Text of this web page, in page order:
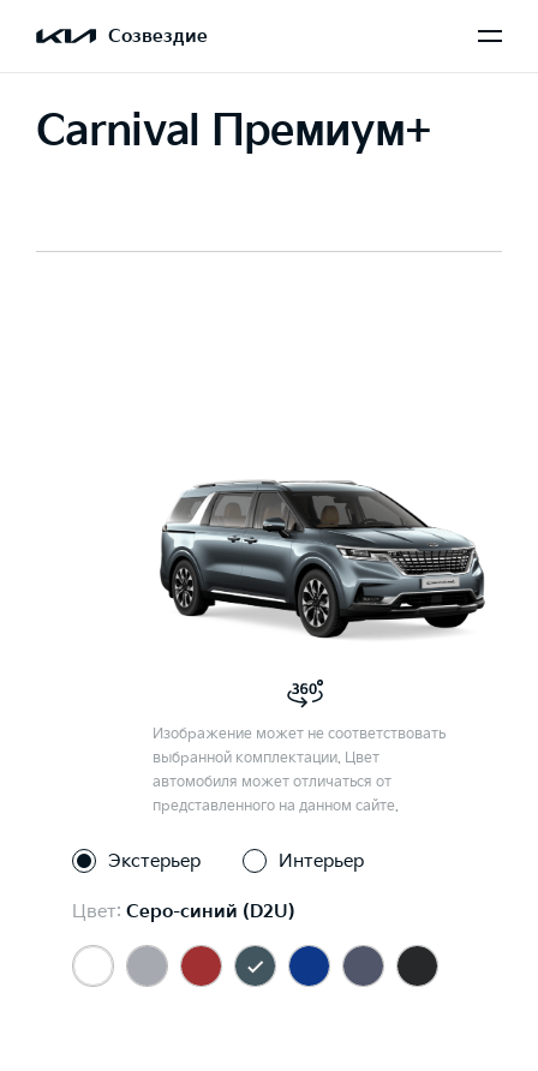
Созвездие
Carnival Премиум+
Изображение может не соответствовать
выбранной комплектации. Цвет
автомобиля может отличаться от
представленного на данном сайте.
Экстерьер Интерьер
Цвет: Серо-синий (D2U)